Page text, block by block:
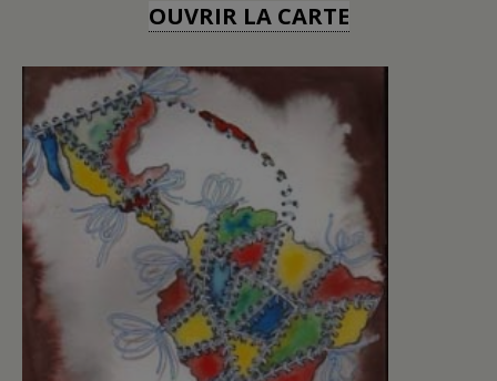
OUVRIR LA CARTE